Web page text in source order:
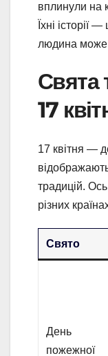
вплинули на
Їхні історії
людина може
Свята
17
17 квітня —
відображають
традицій.
різних
Свято
День
пожежної